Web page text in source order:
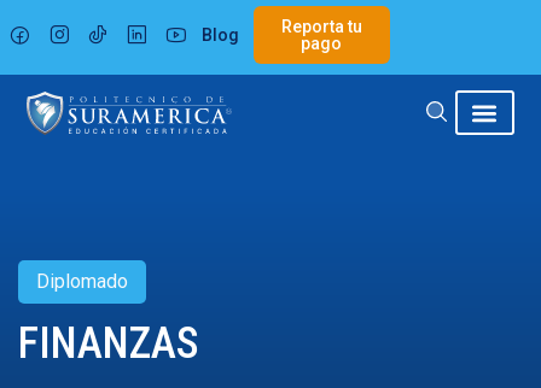
al
contenido
Blog
Reporta tu
pago
Diplomado
FINANZAS